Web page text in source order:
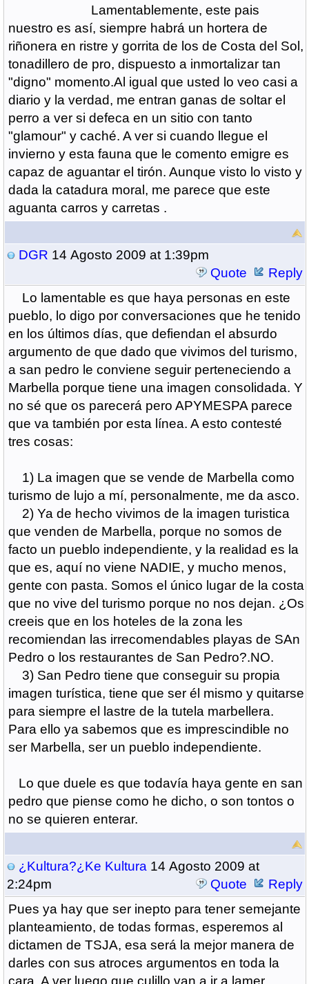
Lamentablemente, este pais
nuestro es así, siempre habrá un hortera de
riñonera en ristre y gorrita de los de Costa del Sol,
tonadillero de pro, dispuesto a inmortalizar tan
"digno" momento.Al igual que usted lo veo casi a
diario y la verdad, me entran ganas de soltar el
perro a ver si defeca en un sitio con tanto
"glamour" y caché. A ver si cuando llegue el
invierno y esta fauna que le comento emigre es
capaz de aguantar el tirón. Aunque visto lo visto y
dada la catadura moral, me parece que este
aguanta carros y carretas .
DGR 14 Agosto 2009 at 1:39pm
Quote
Reply
Lo lamentable es que haya personas en este
pueblo, lo digo por conversaciones que he tenido
en los últimos días, que defiendan el absurdo
argumento de que dado que vivimos del turismo,
a san pedro le conviene seguir perteneciendo a
Marbella porque tiene una imagen consolidada. Y
no sé que os parecerá pero APYMESPA parece
que va también por esta línea. A esto contesté
tres cosas:
1) La imagen que se vende de Marbella como
turismo de lujo a mí, personalmente, me da asco.
2) Ya de hecho vivimos de la imagen turistica
que venden de Marbella, porque no somos de
facto un pueblo independiente, y la realidad es la
que es, aquí no viene NADIE, y mucho menos,
gente con pasta. Somos el único lugar de la costa
que no vive del turismo porque no nos dejan. ¿Os
creeis que en los hoteles de la zona les
recomiendan las irrecomendables playas de SAn
Pedro o los restaurantes de San Pedro?.NO.
3) San Pedro tiene que conseguir su propia
imagen turística, tiene que ser él mismo y quitarse
para siempre el lastre de la tutela marbellera.
Para ello ya sabemos que es imprescindible no
ser Marbella, ser un pueblo independiente.
Lo que duele es que todavía haya gente en san
pedro que piense como he dicho, o son tontos o
no se quieren enterar.
¿Kultura?¿Ke Kultura 14 Agosto 2009 at
2:24pm
Quote
Reply
Pues ya hay que ser inepto para tener semejante
planteamiento, de todas formas, esperemos al
dictamen de TSJA, esa será la mejor manera de
darles con sus atroces argumentos en toda la
cara. A ver luego que culillo van a ir a lamer,